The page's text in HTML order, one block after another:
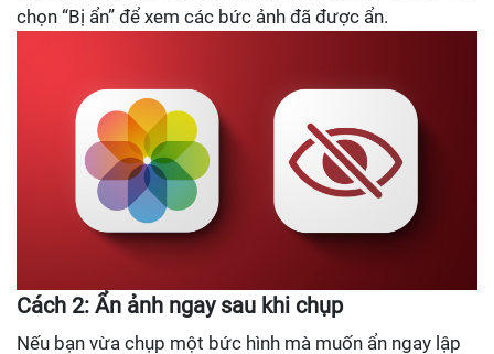
chọn “Bị ẩn” để xem các bức ảnh đã được ẩn.
Cách 2: Ẩn ảnh ngay sau khi chụp
Nếu bạn vừa chụp một bức hình mà muốn ẩn ngay lập